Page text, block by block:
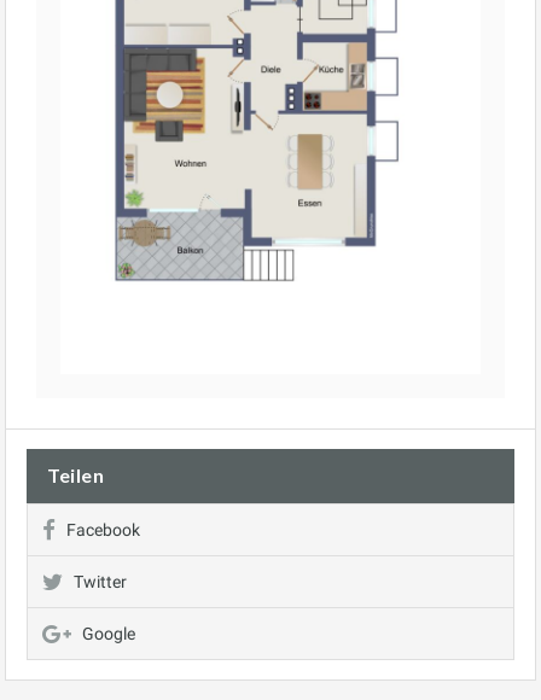
Teilen
Facebook
Twitter
Google